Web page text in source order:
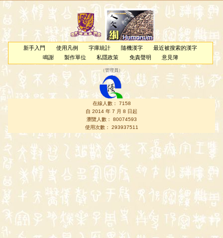
新手入門 使用凡例 字庫統計 隨機漢字
最近被搜索的漢字
鳴謝
製作單位 私隱政策 免責聲明 意見簿
（管理員 ）
在線人數： 7158
自 2014 年 7 月 8 日起
瀏覽人數： 80074593
使用次數： 293937511